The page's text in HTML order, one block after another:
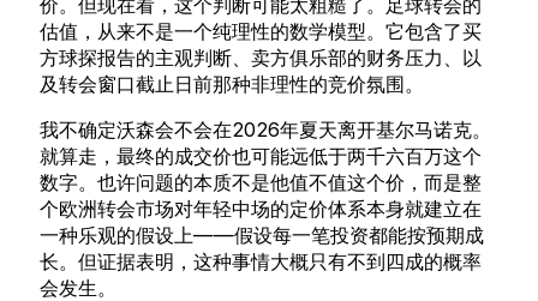
估值，从来不是一个纯理性的数学模型。它包含了买
方球探报告的主观判断、卖方俱乐部的财务压力、以
及转会窗口截止日前那种非理性的竞价氛围。
我不确定沃森会不会在2026年夏天离开基尔马诺克。
就算走，最终的成交价也可能远低于两千六百万这个
数字。也许问题的本质不是他值不值这个价，而是整
个欧洲转会市场对年轻中场的定价体系本身就建立在
一种乐观的假设上——假设每一笔投资都能按预期成
长。但证据表明，这种事情大概只有不到四成的概率
会发生。